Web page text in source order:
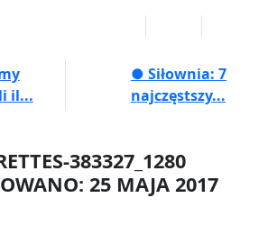
il...
● Siłownia: 7
najczęstszy...
383327_1280
25 MAJA 2017